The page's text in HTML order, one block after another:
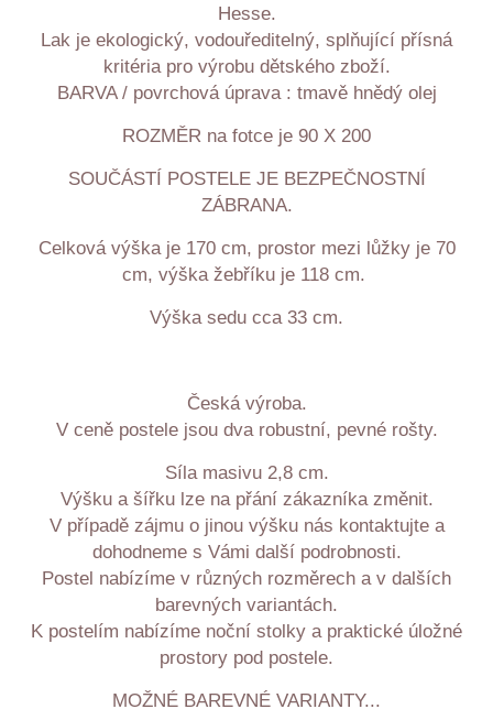
Hesse.
Lak je ekologický, vodouředitelný, splňující přísná
kritéria pro výrobu dětského zboží.
BARVA / povrchová úprava : tmavě hnědý olej
ROZMĚR na fotce je 90 X 200
SOUČÁSTÍ POSTELE JE BEZPEČNOSTNÍ
ZÁBRANA.
Celková výška je 170 cm, prostor mezi lůžky je 70
cm, výška žebříku je 118 cm.
Výška sedu cca 33 cm.
Česká výroba.
V ceně postele jsou dva robustní, pevné rošty.
Síla masivu 2,8 cm.
Výšku a šířku lze na přání zákazníka změnit.
V případě zájmu o jinou výšku nás kontaktujte a
dohodneme s Vámi další podrobnosti.
Postel nabízíme v různých rozměrech a v dalších
barevných variantách.
K postelím nabízíme noční stolky a praktické úložné
prostory pod postele.
MOŽNÉ BAREVNÉ VARIANTY...